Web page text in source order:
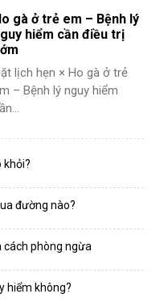
gà ở trẻ em – Bệnh lý
hiểm cần điều trị
lịch hẹn × Ho gà ở trẻ
– Bệnh lý nguy hiểm
khỏi?
đường nào?
cách phòng ngừa
hiểm không?